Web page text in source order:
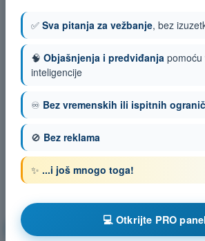
Komunikacije
✅ Sva pitanja za vežbanje, bez
🧠 Objašnjenja i predviđanja
inteligencije
♾️ Bez vremenskih ili ispitnih
🚫 Bez reklama
✨ ...i još mnogo toga!
💻 Otkrijte PRO panel